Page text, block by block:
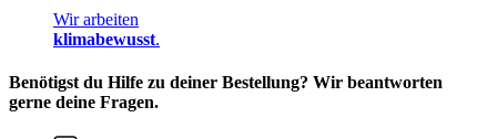
Wir arbeiten
klimabewusst.
Benötigst du Hilfe zu deiner Bestellung? Wir beantworten
gerne deine Fragen.